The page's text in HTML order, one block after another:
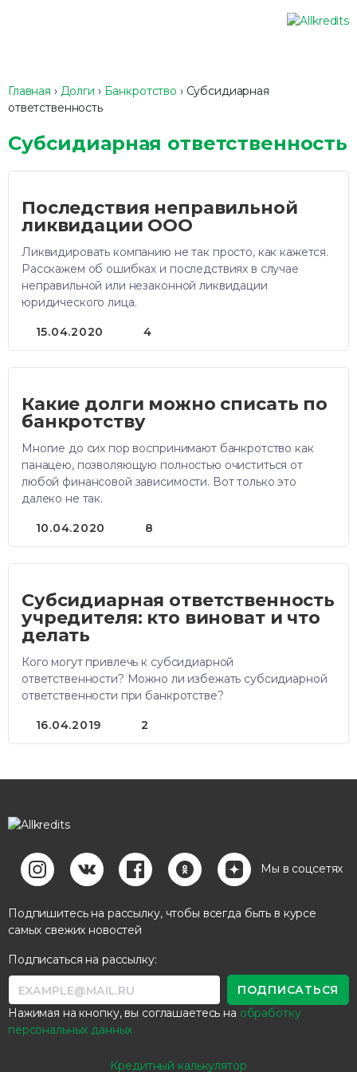
Главная › Долги › Банкротство › Субсидиарная
ответственность
Субсидиарная ответственность
Последствия неправильной
ликвидации ООО
Ликвидировать компанию не так просто, как кажется.
Расскажем об ошибках и последствиях в случае
неправильной или незаконной ликвидации
юридического лица.
15.04.2020 4
Какие долги можно списать по
банкротству
Многие до сих пор воспринимают банкротство как
панацею, позволяющую полностью очиститься от
любой финансовой зависимости. Вот только это
далеко не так.
10.04.2020 8
Субсидиарная ответственность
учредителя: кто виноват и что
делать
Кого могут привлечь к субсидиарной
ответственности? Можно ли избежать субсидиарной
ответственности при банкротстве?
16.04.2019 2
Мы в соцсетях
Подпишитесь на рассылку, чтобы всегда быть в курсе
самых свежих новостей
Подписаться на рассылку:
Нажимая на кнопку, вы соглашаетесь на обработку
персональных данных
Кредитный калькулятор